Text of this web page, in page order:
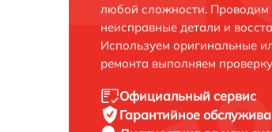
любой сложности. Проводим
неисправные детали и
Используем оригинальные
ремонта выполняем
Официальный сервис
Гарантийное